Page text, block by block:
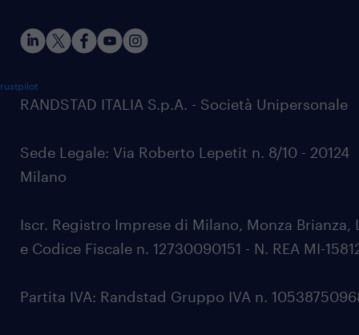
RANDSTAD ITALIA S.p.A. - Società Unipersonale
Sede Legale: Via Roberto Lepetit n. 8/10 - 20124
Milano
Iscr. Registro Imprese di Milano, Monza Brianza,
e Codice Fiscale n. 12730090151 - N. REA MI-
Partita IVA: Randstad Gruppo IVA n.